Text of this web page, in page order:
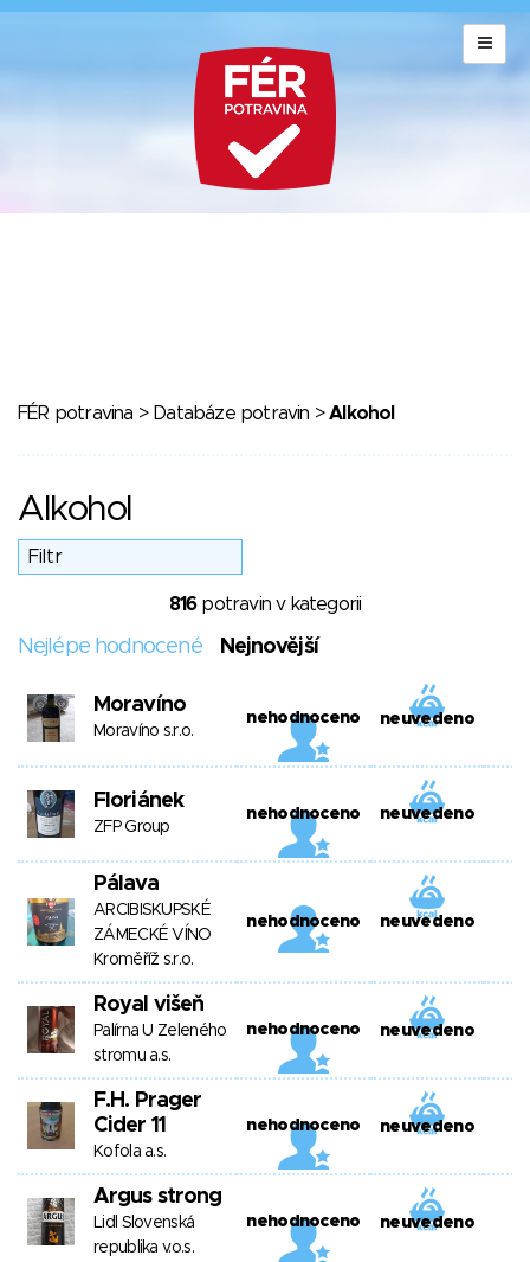
FÉR potravina > Databáze potravin >Alkohol
Alkohol
816potravin v kategorii
Nejlépe hodnocené Nejnovější
Moravíno
Moravíno s.r.o.
nehodnoceno neuvedeno
Floriánek
ZFP Group
nehodnoceno neuvedeno
Pálava
ARCIBISKUPSKÉ
ZÁMECKÉ VÍNO
Kroměříž s.r.o.
nehodnoceno neuvedeno
Royal višeň
Palírna U Zeleného
stromu a.s.
nehodnoceno neuvedeno
F.H. Prager
Cider 11
Kofola a.s.
nehodnoceno neuvedeno
Argus strong
Lidl Slovenská
republika v.o.s.
nehodnoceno neuvedeno